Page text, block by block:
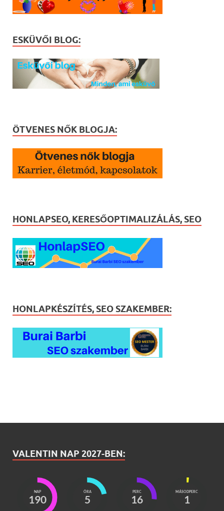
ESKÜVŐI BLOG:
ÖTVENES NŐK BLOGJA:
HONLAPSEO, KERESŐOPTIMALIZÁLÁS, SEO
HONLAPKÉSZÍTÉS, SEO SZAKEMBER:
VALENTIN NAP 2027-BEN:
NAP
190
ÓRA
5
PERC
15
MÁSODPERC
59